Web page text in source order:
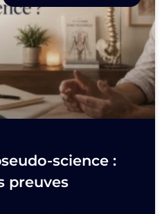
science :
preuves